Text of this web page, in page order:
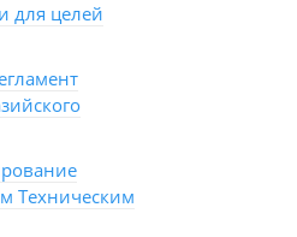
для целей
Техническим